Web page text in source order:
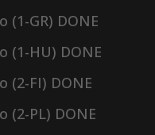
(1-GR) DONE
(1-HU) DONE
(2-FI) DONE
(2-PL) DONE